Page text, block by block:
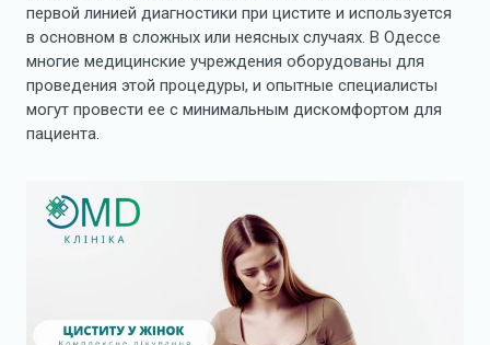
первой линией диагностики при цистите и используется
в основном в сложных или неясных случаях. В Одессе
многие медицинские учреждения оборудованы для
проведения этой процедуры, и опытные специалисты
могут провести ее с минимальным дискомфортом для
пациента.